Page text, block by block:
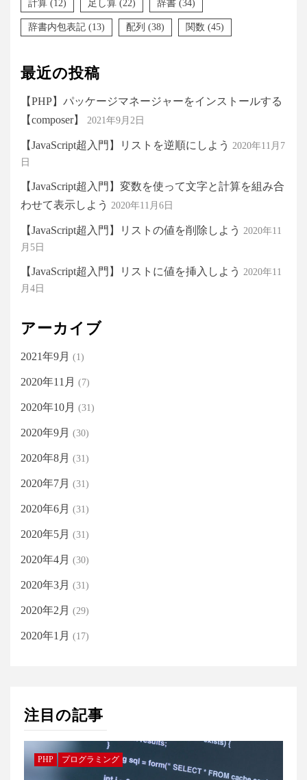
計算 (12) 足し算 (22) 辞書 (34)
辞書内包表記 (13) 配列 (38) 関数 (45)
最近の投稿
【PHP】パッケージマネージャーをインストールする
【composer】
2021年9月2日
【JavaScript超入門】リストを逆順にしよう 2020年11月7
日
【JavaScript超入門】変数を使って文字と計算を組み合
わせて表示しよう 2020年11月6日
【JavaScript超入門】リストの値を削除しよう 2020年11
月5日
【JavaScript超入門】リストに値を挿入しよう 2020年11
月4日
アーカイブ
2021年9月 (1)
2020年11月 (7)
2020年10月 (31)
2020年9月 (30)
2020年8月 (31)
2020年7月 (31)
2020年6月 (31)
2020年5月 (31)
2020年4月 (30)
2020年3月 (31)
2020年2月 (29)
2020年1月 (17)
注目の記事
PHP プログラミング